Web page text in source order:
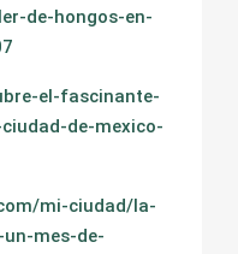
de-hongos-en-
el-fascinante-
de-mexico-
mi-ciudad/la-
mes-de-